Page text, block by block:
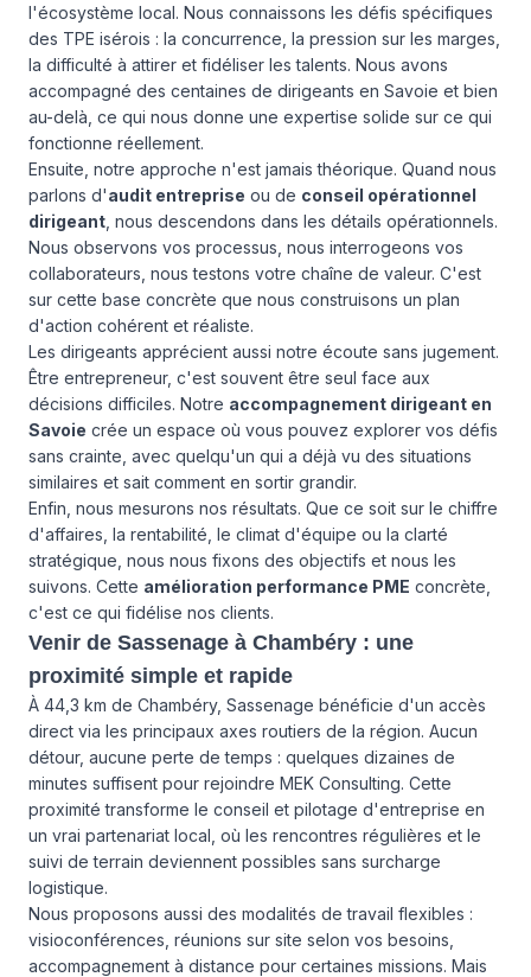
l'écosystème local. Nous connaissons les défis spécifiques
des TPE isérois : la concurrence, la pression sur les marges,
la difficulté à attirer et fidéliser les talents. Nous avons
accompagné des centaines de dirigeants en Savoie et bien
au-delà, ce qui nous donne une expertise solide sur ce qui
fonctionne réellement.
Ensuite, notre approche n'est jamais théorique. Quand nous
parlons d'audit entreprise ou de conseil opérationnel
dirigeant , nous descendons dans les détails opérationnels.
Nous observons vos processus, nous interrogeons vos
collaborateurs, nous testons votre chaîne de valeur. C'est
sur cette base concrète que nous construisons un plan
d'action cohérent et réaliste.
Les dirigeants apprécient aussi notre écoute sans jugement.
Être entrepreneur, c'est souvent être seul face aux
décisions difficiles. Notre accompagnement dirigeant en
Savoie crée un espace où vous pouvez explorer vos défis
sans crainte, avec quelqu'un qui a déjà vu des situations
similaires et sait comment en sortir grandir.
Enfin, nous mesurons nos résultats. Que ce soit sur le chiffre
d'affaires, la rentabilité, le climat d'équipe ou la clarté
stratégique, nous nous fixons des objectifs et nous les
suivons. Cette amélioration performance PME concrète,
c'est ce qui fidélise nos clients.
Venir de Sassenage à Chambéry : une
proximité simple et rapide
À 44,3 km de Chambéry, Sassenage bénéficie d'un accès
direct via les principaux axes routiers de la région. Aucun
détour, aucune perte de temps : quelques dizaines de
minutes suffisent pour rejoindre MEK Consulting. Cette
proximité transforme le conseil et pilotage d'entreprise en
un vrai partenariat local, où les rencontres régulières et le
suivi de terrain deviennent possibles sans surcharge
logistique.
Nous proposons aussi des modalités de travail flexibles :
visioconférences, réunions sur site selon vos besoins,
accompagnement à distance pour certaines missions. Mais